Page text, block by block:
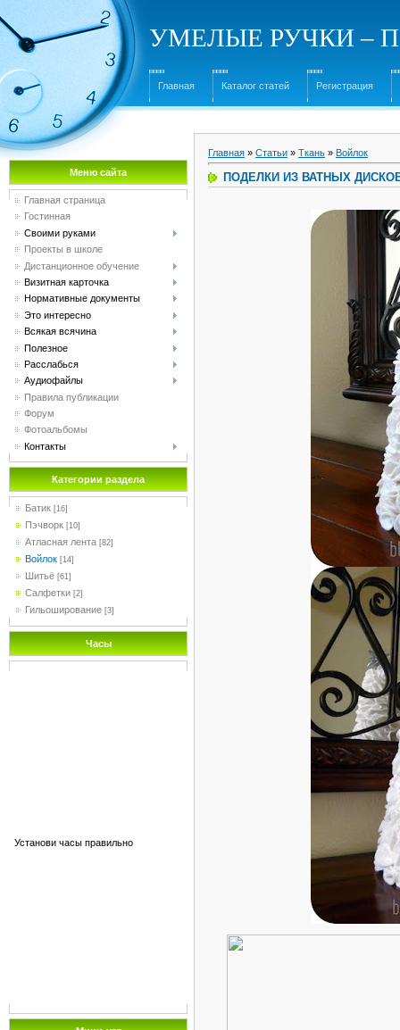
УМЕЛЫЕ РУЧКИ –
Главная Каталог статей Регистрация
Меню сайта
Главная страница
Гостинная
Своими руками
Проекты в школе
Дистанционное обучение
Визитная карточка
Нормативные документы
Это интересно
Всякая всячина
Полезное
Расслабься
Аудиофайлы
Правила публикации
Форум
Фотоальбомы
Контакты
Категории раздела
Батик [16]
Пэчворк [10]
Атласная лента [82]
Войлок [14]
Шитьё [61]
Салфетки [2]
Гильоширование [3]
Часы
Установи часы правильно
Главная » Статьи » Ткань » Войлок
ПОДЕЛКИ ИЗ ВАТНЫХ